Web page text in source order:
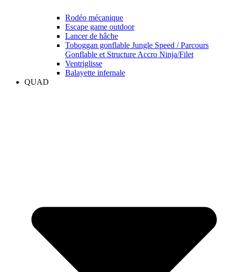
Rodéo mécanique
Escape game outdoor
Lancer de hâche
Toboggan gonflable Jungle Speed / Parcours
Gonflable et Structure Accro Ninja/Filet
Ventriglisse
Balayette infernale
QUAD